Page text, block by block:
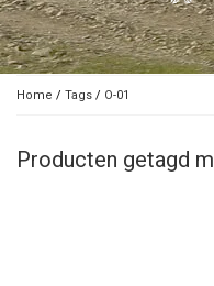
Home / Tags / O-01
Producten getagd